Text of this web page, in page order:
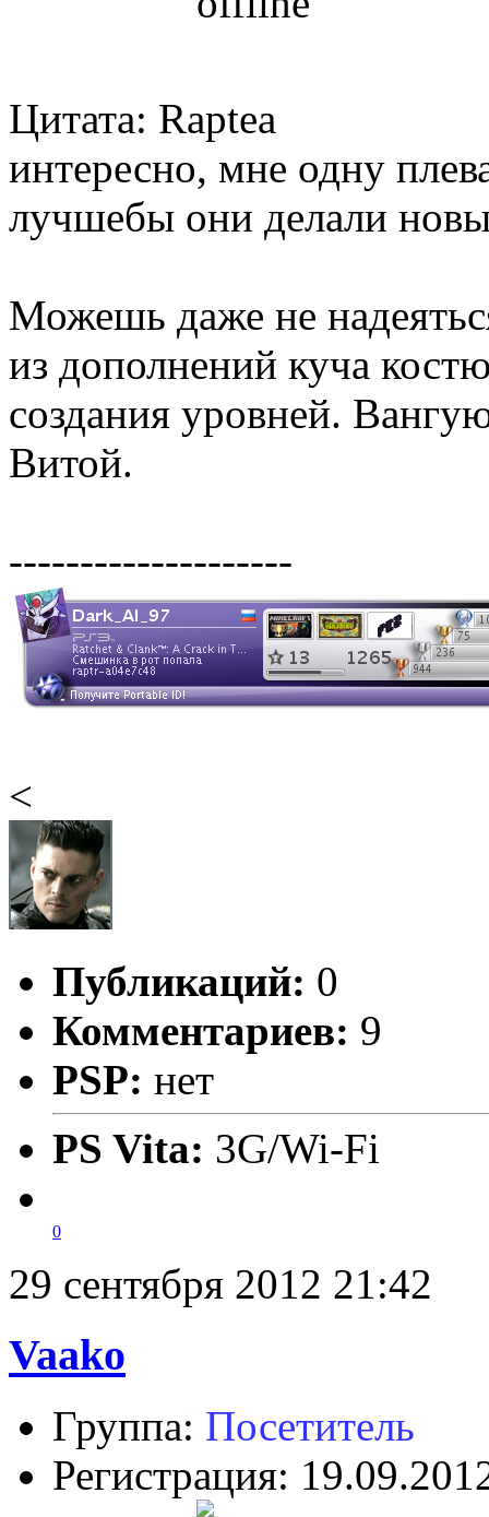
Цитата: Raptea
интересно, мне одну
лучшебы они делали
Можешь даже не
из дополнений куча
создания уровней.
Витой.
--------------------
<
Публикаций: 0
Комментариев: 9
PSP: нет
PS Vita: 3G/Wi-Fi
0
29 сентября 2012 21:42
Vaako
Группа: Посетитель
Регистрация: